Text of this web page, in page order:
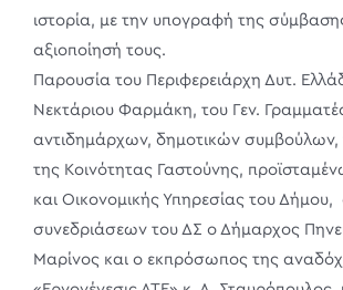
ιστορία, με την υπογραφή της
αξιοποίησή τους.
Παρουσία του Περιφερειάρχη Δυτ.
Νεκτάριου Φαρμάκη, του Γεν.
αντιδημάρχων, δημοτικών συμβούλων,
της Κοινότητας Γαστούνης,
και Οικονομικής Υπηρεσίας του
συνεδριάσεων του ΔΣ ο Δήμαρχος
Μαρίνος και ο εκπρόσωπος της